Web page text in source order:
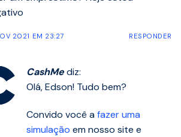
2021 EM 23:27 RESPONDER
CashMe diz:
Olá, Edson! Tudo bem?
Convido você afazer uma
simulação em nosso site e